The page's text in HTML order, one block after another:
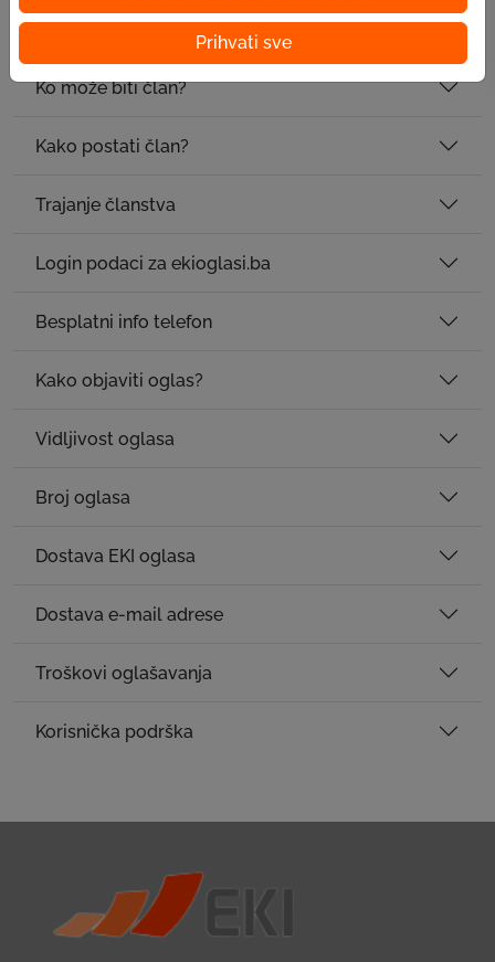
Prihvati sve
EPK pruža i mogućnost edukacije?
Ko može biti član?
Kako postati član?
Trajanje članstva
Login podaci za ekioglasi.ba
Besplatni info telefon
Kako objaviti oglas?
Vidljivost oglasa
Broj oglasa
Dostava EKI oglasa
Dostava e-mail adrese
Troškovi oglašavanja
Korisnička podrška